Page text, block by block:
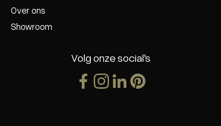
Over ons
Showroom
Volg onze social's